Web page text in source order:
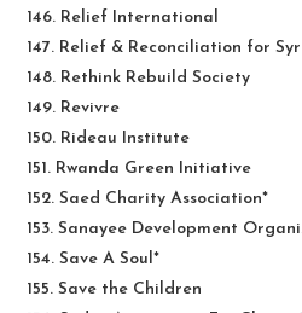
146. Relief International
147. Relief & Reconciliation for
148. Rethink Rebuild Society
149. Revivre
150. Rideau Institute
151. Rwanda Green Initiative
152. Saed Charity Association*
153. Sanayee Development
154. Save A Soul*
155. Save the Children